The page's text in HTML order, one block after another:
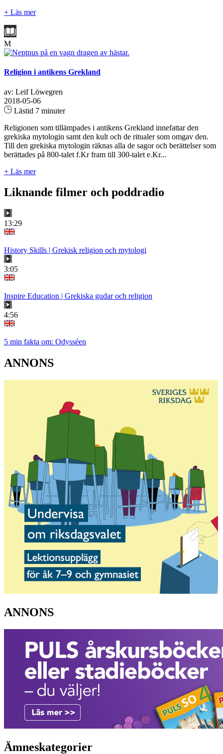
+ Läs mer
M
Religion i antikens Grekland
av: Leif Löwegren
2018-05-06
Lästid 7 minuter
Religionen som tillämpades i antikens Grekland innefattar den
grekiska mytologin samt den kult och de ritualer som omgav den.
Till den grekiska mytologin räknas alla de sagor och berättelser som
berättades på 800-talet f.Kr fram till 300-talet e.Kr...
+ Läs mer
Liknande filmer och poddradio
13:29
History Skills | Grekisk religion och mytologi
3:05
Inspire Education | Grekiska gudar och religion
4:56
5 min fakta om: Odysséen
ANNONS
ANNONS
Ämneskategorier